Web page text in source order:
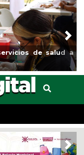
rehabilitación en